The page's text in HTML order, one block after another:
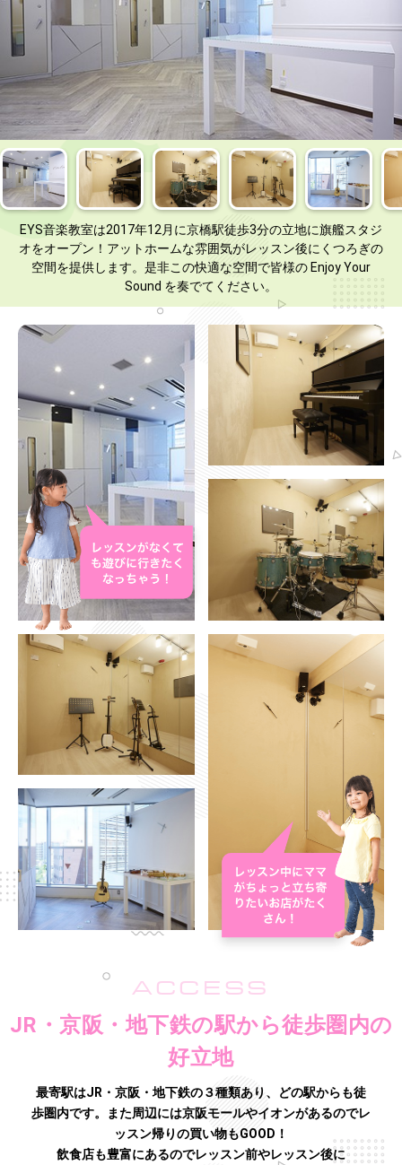
EYS音楽教室は2017年12月に京橋駅徒歩3分の立地に旗艦スタジ
オをオープン！アットホームな雰囲気がレッスン後にくつろぎの
空間を提供します。是非この快適な空間で皆様の Enjoy Your
Sound を奏でてください。
ACCESS
JR・京阪・地下鉄の駅から徒歩圏内の
好立地
最寄駅はJR・京阪・地下鉄の３種類あり、どの駅からも徒
歩圏内です。また周辺には京阪モールやイオンがあるのでレ
ッスン帰りの買い物もGOOD！
飲食店も豊富にあるのでレッスン前やレッスン後に